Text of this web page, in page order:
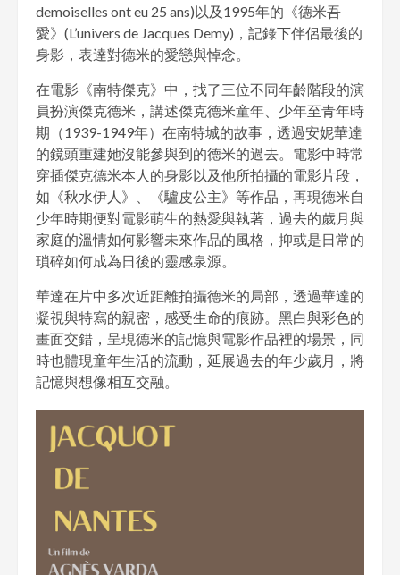
demoiselles ont eu 25 ans)以及1995年的《德米吾
愛》(L’univers de Jacques Demy)，記錄下伴侶最後的
身影，表達對德米的愛戀與悼念。
在電影《南特傑克》中，找了三位不同年齡階段的演
員扮演傑克德米，講述傑克德米童年、少年至青年時
期（1939-1949年）在南特城的故事，透過安妮華達
的鏡頭重建她沒能參與到的德米的過去。電影中時常
穿插傑克德米本人的身影以及他所拍攝的電影片段，
如《秋水伊人》、《驢皮公主》等作品，再現德米自
少年時期便對電影萌生的熱愛與執著，過去的歲月與
家庭的溫情如何影響未來作品的風格，抑或是日常的
瑣碎如何成為日後的靈感泉源。
華達在片中多次近距離拍攝德米的局部，透過華達的
凝視與特寫的親密，感受生命的痕跡。黑白與彩色的
畫面交錯，呈現德米的記憶與電影作品裡的場景，同
時也體現童年生活的流動，延展過去的年少歲月，將
記憶與想像相互交融。